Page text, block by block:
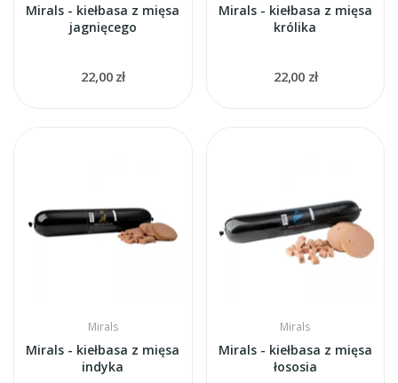
Mirals - kiełbasa z mięsa
jagnięcego
22,00 zł
Mirals - kiełbasa z mięsa
królika
22,00 zł
Mirals
Mirals - kiełbasa z mięsa
indyka
Mirals
Mirals - kiełbasa z mięsa
łososia